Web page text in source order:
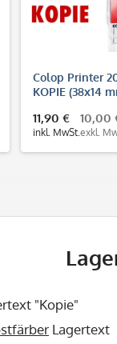
Colop Printer
KOPIE (38x14
11,90 €
inkl. MwSt.
10,00
exkl.
"Kopie"
Lagertext